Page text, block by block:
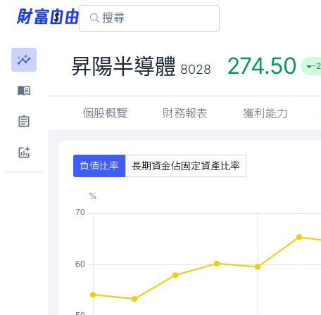
昇陽半導體 8028 274.50 -
個股概覽 財務報表 獲利能力
負債比率 長期資金佔固定資產比率